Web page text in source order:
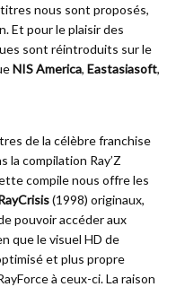
nous sont proposés,
Et pour le plaisir des
sont réintroduits sur le
NIS America, Eastasiasoft,
de la célèbre franchise
la compilation Ray’Z
compile nous offre les
(1998) originaux,
pouvoir accéder aux
que le visuel HD de
et plus propre
à ceux-ci. La raison